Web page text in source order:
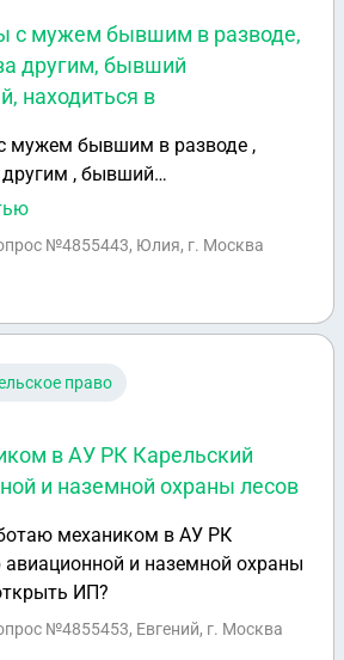
базе нет Хорошо, были в
в Кировском районе
есть базе, были в
что я есть базе Меня не
с мужем бывшим в разводе,
другим, бывший
находиться в
мужем бывшим в разводе ,
другим , бывший
в должниках по
, и свидетельство о
для, чего это ему надо , с ним
могу спроситб на прямую
№4855443, Юлия, г. Москва
право
в АУ РК Карельский
и наземной охраны лесов
механиком в АУ РК
авиационной и наземной охраны
ИП?
№4855453, Евгений, г. Москва